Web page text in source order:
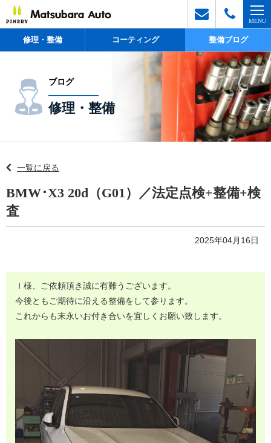
修理・整備 コーティング 整備ブログ
ブログ
修理・整備
一覧に戻る
BMW･X3 20d（G01）／法定点検+整備+検
査
2025年04月16日
Ｉ様、ご依頼頂き誠に有難うございます。
今後ともご期待に沿える整備をして参ります。
これからも末永いお付き合いを宜しくお願い致します。